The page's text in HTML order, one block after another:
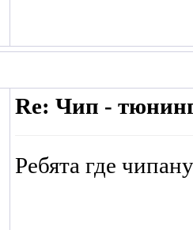
Re: Чип -
Ребята где